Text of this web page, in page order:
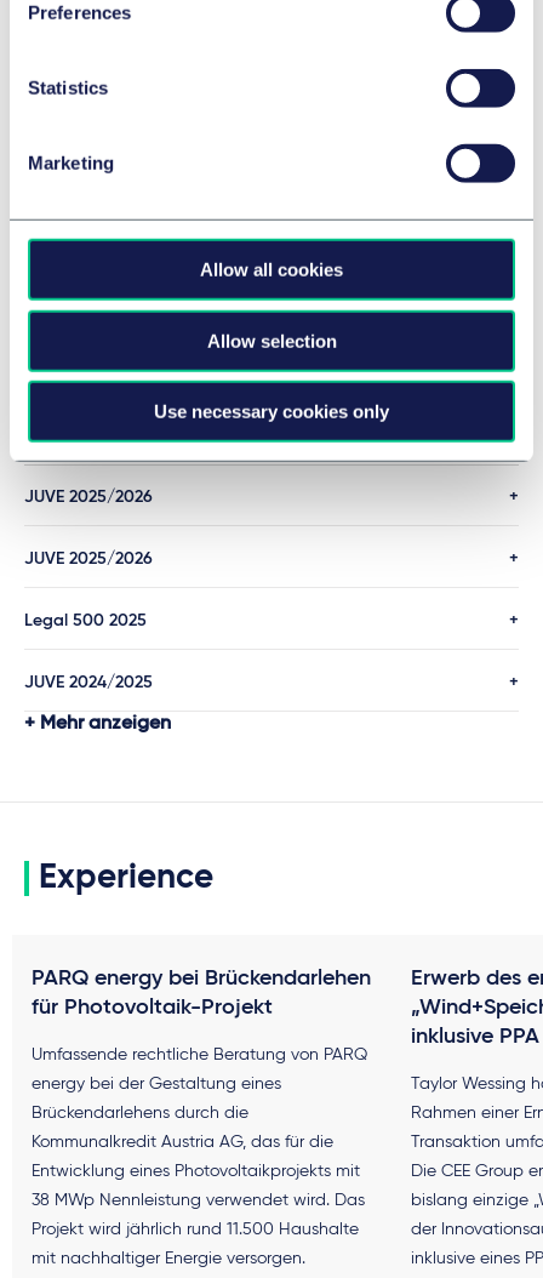
Preferences
Statistics
Marketing
Allow all cookies
Allow selection
Use necessary cookies only
MEHR
JUVE 2025/2026
JUVE 2025/2026
Legal 500 2025
JUVE 2024/2025
Mehr anzeigen
Experience
PARQ energy bei Brückendarlehen
für Photovoltaik-Projekt
Umfassende rechtliche Beratung von PARQ
energy bei der Gestaltung eines
Brückendarlehens durch die
Kommunalkredit Austria AG, das für die
Entwicklung eines Photovoltaikprojekts mit
38 MWp Nennleistung verwendet wird. Das
Projekt wird jährlich rund 11.500 Haushalte
mit nachhaltiger Energie versorgen.
Erwerb des
inklusive PPA
Taylor Wessing
Rahmen einer
Transaktion
Die CEE Group
bislang einzige
der
inklusive eines